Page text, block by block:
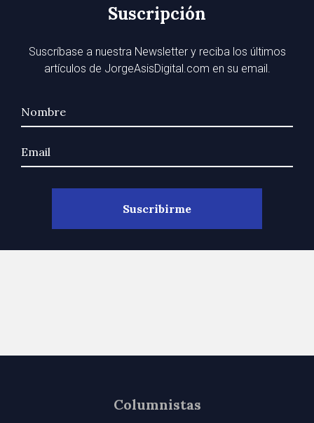
Suscripción
Suscríbase a nuestra Newsletter y reciba los últimos
artículos de JorgeAsisDigital.com en su email.
Columnistas